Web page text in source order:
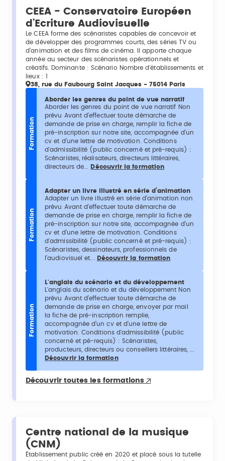
CEEA - Conservatoire Européen
d'Ecriture Audiovisuelle
Le CEEA forme des scénaristes capables de concevoir et
de développer des programmes courts, des séries TV ou
d’animation et des films de cinéma. Il apporte chaque
année au secteur des scénaristes opérationnels et
créatifs. Dominante : Scénario Nombre d'établissements et
lieux : 1
38, rue du Faubourg Saint Jacques - 75014 Paris
Formation
Aborder les genres du point de vue narratif
Aborder les genres du point de vue narratif Non
prévu Avant d’effectuer toute démarche de
demande de prise en charge, remplir la fiche de
pré-inscription sur notre site, accompagnée d’un
cv et d’une lettre de motivation. Conditions
d'admissibilité (public concerné et pré-requis) :
Scénaristes, réalisateurs, directeurs littéraires,
directeurs de...
Découvrir la formation
Formation
Adapter un livre illustré en série d’animation
Adapter un livre illustré en série d’animation non
prévu Avant d’effectuer toute démarche de
demande de prise en charge, remplir la fiche de
pré-inscription sur notre site, accompagnée d’un
cv et d’une lettre de motivation. Conditions
d'admissibilité (public concerné et pré-requis) :
Scénaristes, dessinateurs, professionnels de
l’audiovisuel et...
Découvrir la formation
Formation
L'anglais du scénario et du développement
L'anglais du scénario et du développement Non
prévu Avant d’effectuer toute démarche de
demande de prise en charge, envoyer par mail
la fiche de pré-inscription remplie,
accompagnée d’un cv et d’une lettre de
motivation. Conditions d'admissibilité (public
concerné et pé-requis) : Scénaristes,
producteurs, directeurs ou conseillers littéraires, ...
Découvrir la formation
Découvrir toutes les formations
Centre national de la musique
(CNM)
Établissement public créé en 2020 et placé sous la tutelle